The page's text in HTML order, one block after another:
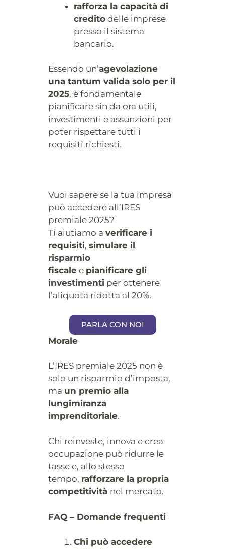
rafforza la capacità di
creditodelle imprese
presso il sistema
bancario.
Essendo un’agevolazione
una tantum valida solo per il
2025, è fondamentale
pianificare sin da ora utili,
investimenti e assunzioni per
poter rispettare tutti i
requisiti richiesti.
Vuoi sapere se la tua impresa
può accedere all’IRES
premiale 2025?
Ti aiutiamo a verificare i
requisiti, simulare il
risparmio
fiscalee pianificare gli
investimenti per ottenere
l’aliquota ridotta al 20%.
PARLA CON NOI
Morale
L’IRES premiale 2025 non è
solo un risparmio d’imposta,
ma un premio alla
lungimiranza
imprenditoriale.
Chi reinveste, innova e crea
occupazione può ridurre le
tasse e, allo stesso
tempo, rafforzare la propria
competitività nel mercato.
FAQ – Domande frequenti
Chi può accedere